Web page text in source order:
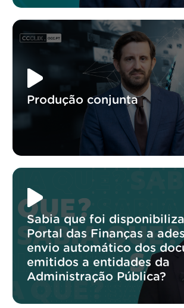
Produção conjunta
Sabia que foi
Portal das Finanças a
envio automático dos
emitidos a entidades da
Administração Pública?